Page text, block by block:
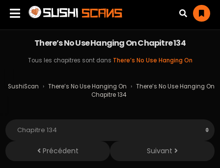
There’s No Use Hanging On Chapitre 134
Tous les chapitres sont dans There’s No Use Hanging On
SushiScan › There’s No Use Hanging On › There’s No Use Hanging On
Chapitre 134
Précédent Suivant